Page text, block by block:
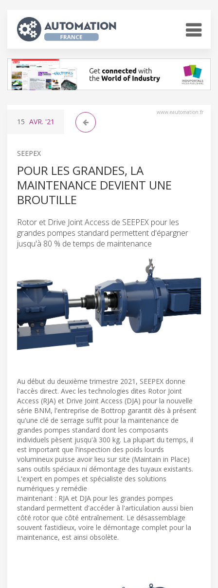
www.eautomation.fr
15 AVR. '21
SEEPEX
POUR LES GRANDES, LA
MAINTENANCE DEVIENT UNE
BROUTILLE
Rotor et Drive Joint Access de SEEPEX pour les
grandes pompes standard permettent d'épargner
jusqu'à 80 % de temps de maintenance
Au début du deuxième trimestre 2021, SEEPEX donne
l'accès direct. Avec les technologies dites Rotor Joint
Access (RJA) et Drive Joint Access (DJA) pour la nouvelle
série BNM, l'entreprise de Bottrop garantit dès à présent
qu'une clé de serrage suffit pour la maintenance de
grandes pompes standard dont les composants
individuels pèsent jusqu'à 300 kg. La plupart du temps, il
est important que l'inspection des poids lourds
volumineux puisse avoir lieu sur site (Maintain in Place)
sans outils spéciaux ni démontage des tuyaux existants.
L'expert en pompes et spécialiste des solutions
numériques y remédie
maintenant : RJA et DJA pour les grandes pompes
standard permettent d'accéder à l'articulation aussi bien
côté rotor que côté entraînement. Le désassemblage
souvent fastidieux, voire le démontage complet pour la
maintenance, est ainsi obsolète.